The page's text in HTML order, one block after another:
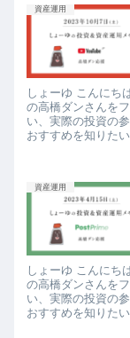
資産運用
しょーゆ こんにち
の高橋ダンさんを
い、実際の投資の
おすすめを知りたい
資産運用
しょーゆ こんにち
の高橋ダンさんを
い、実際の投資の
おすすめを知りたい